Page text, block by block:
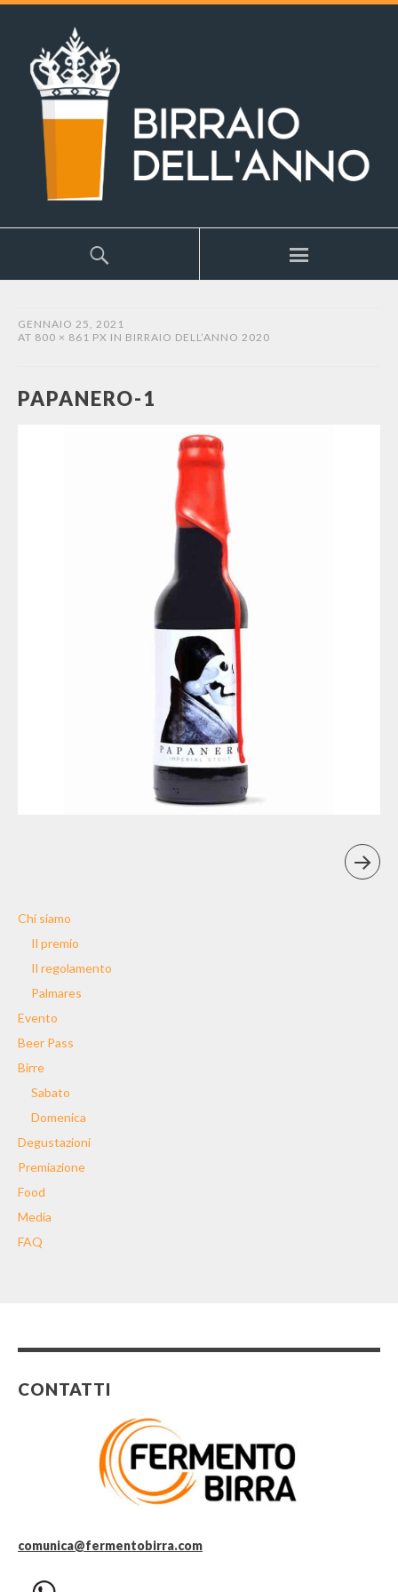
GENNAIO 25, 2021
AT 800 × 861 PX IN BIRRAIO DELL’ANNO 2020
PAPANERO-1
Chi siamo
Il premio
Il regolamento
Palmares
Evento
Beer Pass
Birre
Sabato
Domenica
Degustazioni
Premiazione
Food
Media
FAQ
CONTATTI
comunica@fermentobirra.com